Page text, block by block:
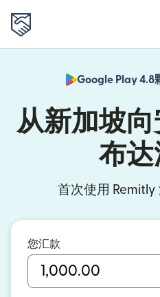
Google Play 4.8
从新加坡
布达
首次使用 Remitly
您汇款